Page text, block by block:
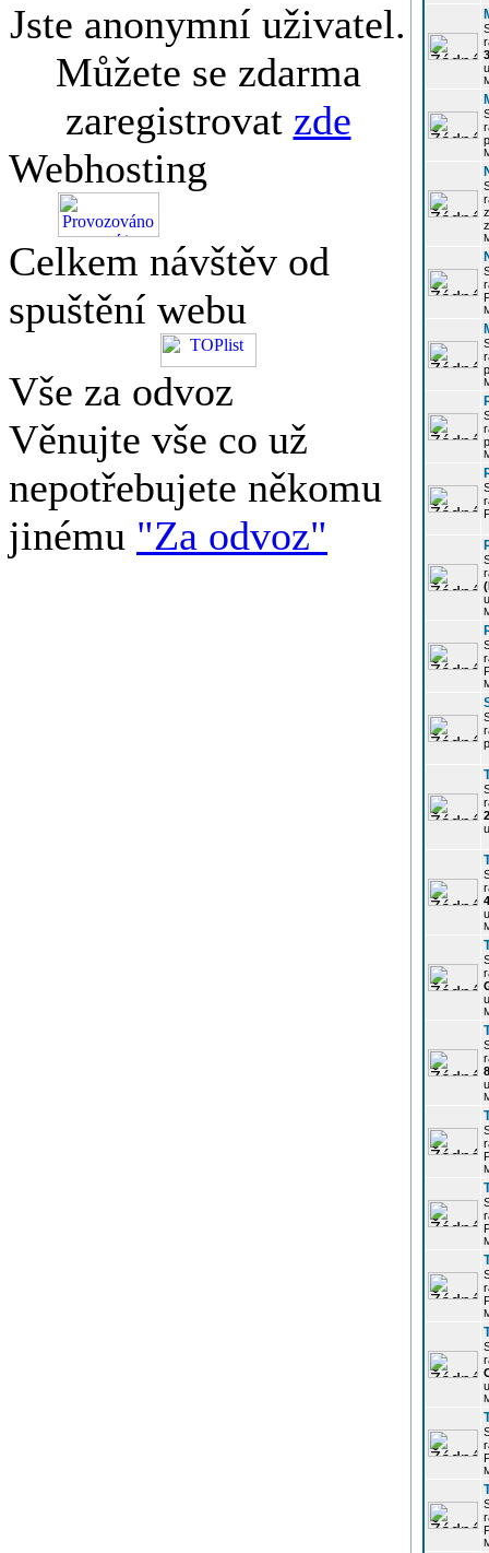
Jste anonymní uživatel.
Můžete se zdarma
zaregistrovat zde
Webhosting
Celkem návštěv od
spuštění webu
Vše za odvoz
Věnujte vše co už
nepotřebujete někomu
jinému "Za odvoz"